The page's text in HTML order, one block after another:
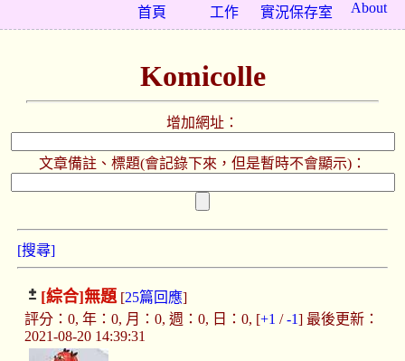
About
實況保存室
工作
首頁
Komicolle
增加網址：
文章備註、標題(會記錄下來，但是暫時不會顯示)：
[搜尋]
[綜合]無題[25篇回應]
評分：0, 年：0, 月：0, 週：0, 日：0, [+1 /-1] 最後更新：
2021-08-20 14:39:31